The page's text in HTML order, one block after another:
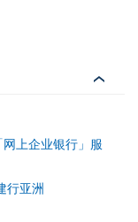
上企业银行」服
行亚洲